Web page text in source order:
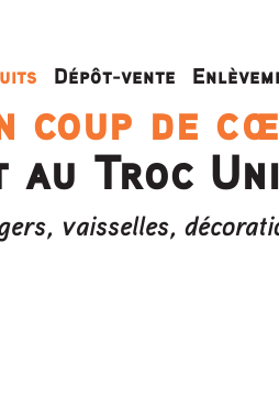
Dépôt-vente
coup de
au Troc
vaisselles,